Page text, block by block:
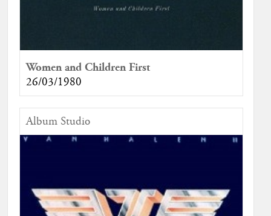
Women and Children First
26/03/1980
Album Studio